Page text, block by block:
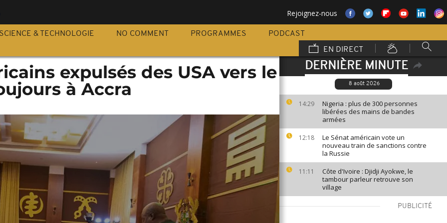
Rejoignez-nous
SCIENCE & TECHNOLOGIE NO COMMENT PROGRAMMES
PODCAST
EN DIRECT
DERNIÈRE MINUTE
8 août 2026
14:29
Nigeria : plus de 300 personnes
libérées des mains de bandes
armées
12:18
Le Sénat américain vote un
nouveau train de sanctions contre
la Russie
11:11
Côte d'Ivoire : Djidji Ayokwe, le
tambour parleur retrouve son
village
PUBLICITÉ
expulsés des USA vers le
à Accra